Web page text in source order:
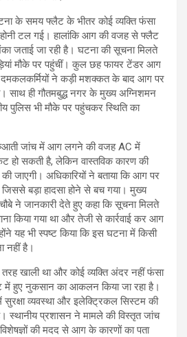
के समय फ्लैट के भीतर कोई व्यक्ति फंसा
टल गई। हालांकि आग की वजह से फ्लैट
जताई जा रही है। घटना की सूचना मिलते
मौके पर पहुंचीं। कुल छह फायर टेंडर आग
ने कड़ी मशक्कत के बाद आग पर
साथ ही गौतमबुद्ध नगर के मुख्य अग्निशमन
पुलिस भी मौके पर पहुंचकर स्थिति का
जांच में आग लगने की वजह AC में
हो सकती है, लेकिन वास्तविक कारण की
की जाएगी। अधिकारियों ने बताया कि आग पर
जिससे बड़ा हादसा होने से बच गया। मुख्य
ने जानकारी देते हुए कहा कि सूचना मिलते
किया गया था और तेजी से कार्रवाई कर आग
यह भी स्पष्ट किया कि इस घटना में किसी
नहीं है।
खाली था और कोई व्यक्ति अंदर नहीं फंसा
में हुए नुकसान का आकलन किया जा रहा है।
सुरक्षा व्यवस्था और इलेक्ट्रिकल सिस्टम की
स्थानीय प्रशासन ने मामले की विस्तृत जांच
की मदद से आग के कारणों का पता